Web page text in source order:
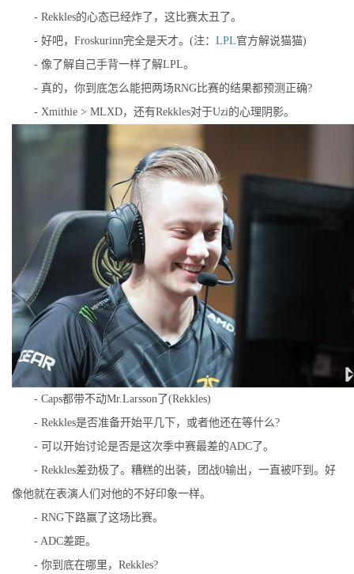
- Rekkles的心态已经炸了，这比赛太丑了。
- 好吧，Froskurinn完全是天才。(注： LPL官方解说猫猫)
- 像了解自己手背一样了解LPL。
- 真的，你到底怎么能把两场RNG比赛的结果都预测正确?
- Xmithie > MLXD，还有Rekkles对于Uzi的心理阴影。
- Caps都带不动Mr.Larsson了(Rekkles)
- Rekkles是否准备开始平几下，或者他还在等什么?
- 可以开始讨论是否是这次季中赛最差的ADC了。
- Rekkles差劲极了。糟糕的出装，团战0输出，一直被吓到。好
像他就在表演人们对他的不好印象一样。
- RNG下路赢了这场比赛。
- ADC差距。
- 你到底在哪里，Rekkles?